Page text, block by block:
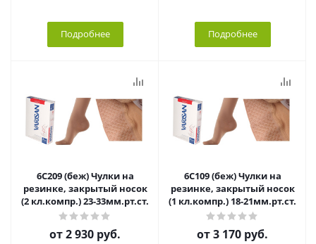
Подробнее Подробнее
6С209 (беж) Чулки на
резинке, закрытый носок
(2 кл.компр.) 23-33мм.рт.ст.
от2 930 руб.
6С109 (беж) Чулки на
резинке, закрытый носок
(1 кл.компр.) 18-21мм.рт.ст.
от3 170 руб.